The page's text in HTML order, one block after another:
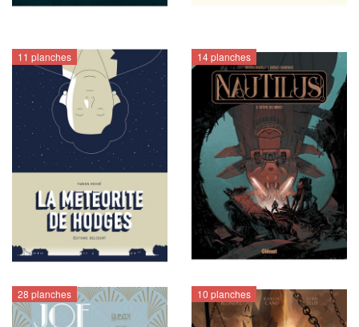
11 planches 14 planches
28 planches 10 planches